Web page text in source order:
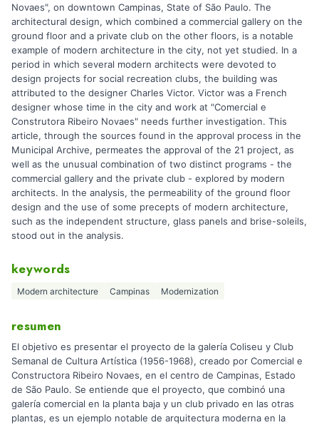
Novaes", on downtown Campinas, State of São Paulo. The
architectural design, which combined a commercial gallery on the
ground floor and a private club on the other floors, is a notable
example of modern architecture in the city, not yet studied. In a
period in which several modern architects were devoted to
design projects for social recreation clubs, the building was
attributed to the designer Charles Victor. Victor was a French
designer whose time in the city and work at "Comercial e
Construtora Ribeiro Novaes" needs further investigation. This
article, through the sources found in the approval process in the
Municipal Archive, permeates the approval of the 21 project, as
well as the unusual combination of two distinct programs - the
commercial gallery and the private club - explored by modern
architects. In the analysis, the permeability of the ground floor
design and the use of some precepts of modern architecture,
such as the independent structure, glass panels and brise-soleils,
stood out in the analysis.
keywords
Modern architecture Campinas Modernization
resumen
El objetivo es presentar el proyecto de la galería Coliseu y Club
Semanal de Cultura Artística (1956-1968), creado por Comercial e
Constructora Ribeiro Novaes, en el centro de Campinas, Estado
de São Paulo. Se entiende que el proyecto, que combinó una
galería comercial en la planta baja y un club privado en las otras
plantas, es un ejemplo notable de arquitectura moderna en la